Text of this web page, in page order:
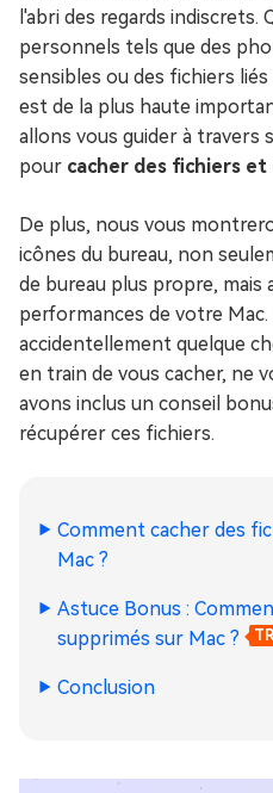
l'abri des regards indiscrets.
personnels tels que des
sensibles ou des fichiers
est de la plus haute
allons vous guider à travers
pour cacher des fichiers et
De plus, nous vous
icônes du bureau, non
de bureau plus propre, mais
performances de votre
accidentellement quelque
en train de vous cacher, ne
avons inclus un conseil
récupérer ces fichiers.
Comment cacher des
Mac ?
Astuce Bonus :
supprimés sur Mac ?
Conclusion